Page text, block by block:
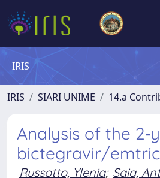
IRIS
IRIS SIARI UNIME 14.a
Analysis of the
bictegravir/
Russotto, Ylenia; Saia,